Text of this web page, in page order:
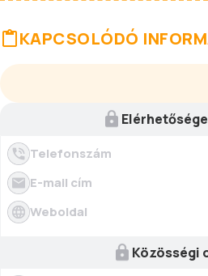
KAPCSOLÓDÓ
Telefonszám
E-mail cím
Weboldal
Közösségi